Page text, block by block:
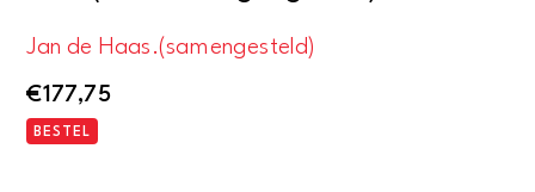
Jan de Haas.(samengesteld)
€177,75
BESTEL